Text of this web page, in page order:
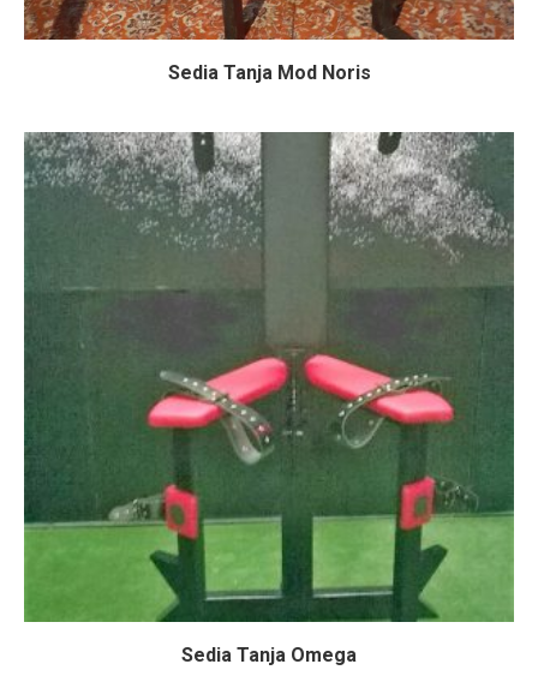
Sedia Tanja Mod Noris
Sedia Tanja Omega